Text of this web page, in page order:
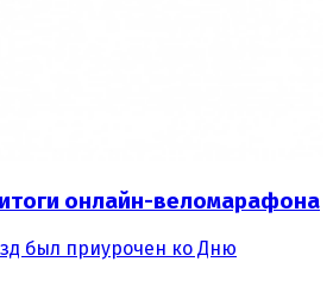
онлайн-веломарафона
был приурочен ко Дню